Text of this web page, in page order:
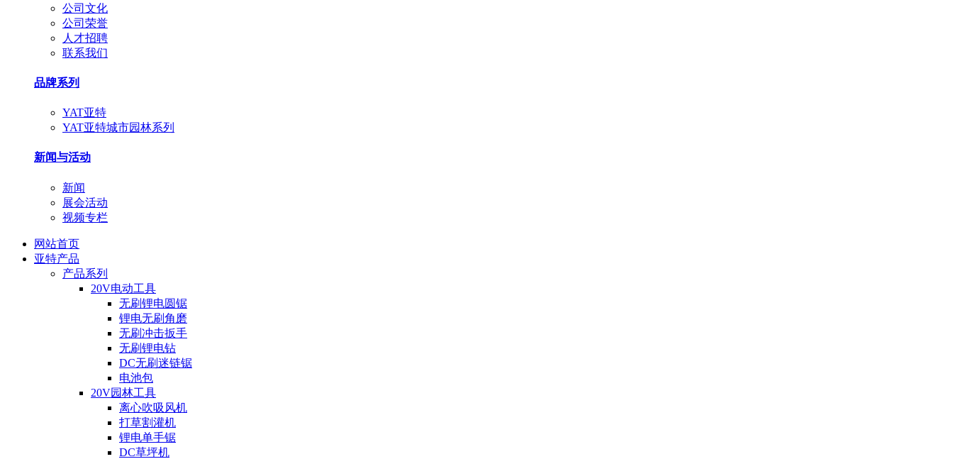
公司文化
公司荣誉
人才招聘
联系我们
品牌系列
YAT亚特
YAT亚特城市园林系列
新闻与活动
新闻
展会活动
视频专栏
网站首页
亚特产品
产品系列
20V电动工具
无刷锂电圆锯
锂电无刷角磨
无刷冲击扳手
无刷锂电钻
DC无刷迷链锯
电池包
20V园林工具
离心吹吸风机
打草割灌机
锂电单手锯
DC草坪机